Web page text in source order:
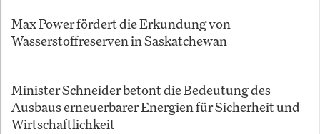
Max Power fördert die Erkundung von
Wasserstoffreserven in Saskatchewan
Minister Schneider betont die Bedeutung des
Ausbaus erneuerbarer Energien für Sicherheit und
Wirtschaftlichkeit